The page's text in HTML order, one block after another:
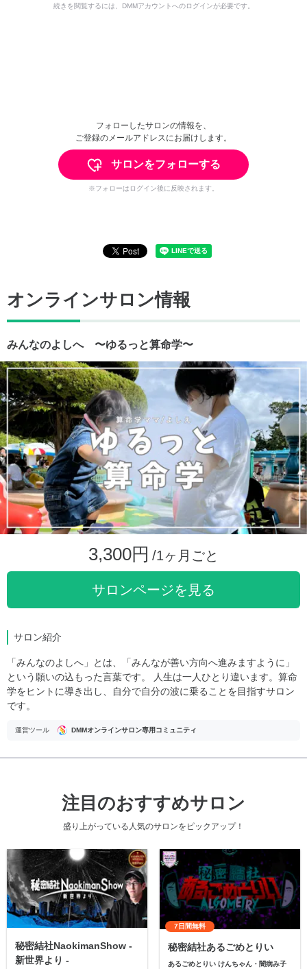
続きを閲覧するには、DMMアカウントへのログインが必要です。
フォローしたサロンの情報を、
ご登録のメールアドレスにお届けします。
サロンをフォローする
※フォローはログイン後に反映されます。
オンラインサロン情報
みんなのよしへ 〜ゆるっと算命学〜
3,300円 /1ヶ月ごと
サロンページを見る
サロン紹介
「みんなのよしへ」とは、「みんなが善い方向へ進みますように」
という願いの込もった言葉です。 人生は一人ひとり違います。算命
学をヒントに導き出し、自分で自分の波に乗ることを目指すサロン
です。
運営ツール DMMオンラインサロン専用コミュニティ
注目のおすすめサロン
盛り上がっている人気のサロンをピックアップ！
秘密結社NaokimanShow -
新世界より -
7日間無料
秘密結社あるごめとりい
あるごめとりい けんちゃん・闇病み子